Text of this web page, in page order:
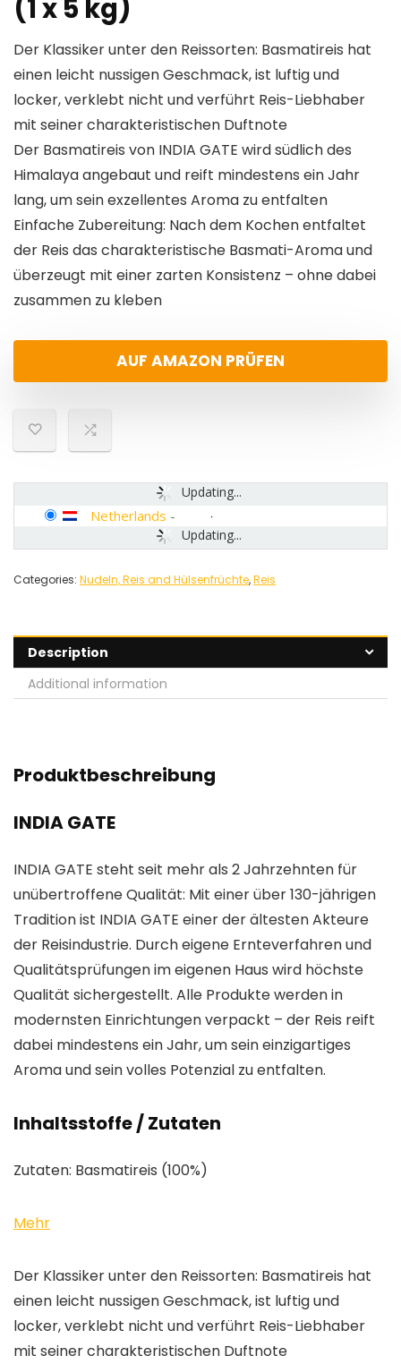
(1 x 5 kg)
Der Klassiker unter den Reissorten: Basmatireis hat
einen leicht nussigen Geschmack, ist luftig und
locker, verklebt nicht und verführt Reis-Liebhaber
mit seiner charakteristischen Duftnote
Der Basmatireis von INDIA GATE wird südlich des
Himalaya angebaut und reift mindestens ein Jahr
lang, um sein exzellentes Aroma zu entfalten
Einfache Zubereitung: Nach dem Kochen entfaltet
der Reis das charakteristische Basmati-Aroma und
überzeugt mit einer zarten Konsistenz – ohne dabei
zusammen zu kleben
AUF AMAZON PRÜFEN
Updating...
Updating...
Netherlands -
Categories: Nudeln, Reis and Hülsenfrüchte,Reis
Description
Additional information
Produktbeschreibung
INDIA GATE
INDIA GATE steht seit mehr als 2 Jahrzehnten für
unübertroffene Qualität: Mit einer über 130-jährigen
Tradition ist INDIA GATE einer der ältesten Akteure
der Reisindustrie. Durch eigene Ernteverfahren und
Qualitätsprüfungen im eigenen Haus wird höchste
Qualität sichergestellt. Alle Produkte werden in
modernsten Einrichtungen verpackt – der Reis reift
dabei mindestens ein Jahr, um sein einzigartiges
Aroma und sein volles Potenzial zu entfalten.
Inhaltsstoffe / Zutaten
Zutaten: Basmatireis (100%)
Mehr
Der Klassiker unter den Reissorten: Basmatireis hat
einen leicht nussigen Geschmack, ist luftig und
locker, verklebt nicht und verführt Reis-Liebhaber
mit seiner charakteristischen Duftnote